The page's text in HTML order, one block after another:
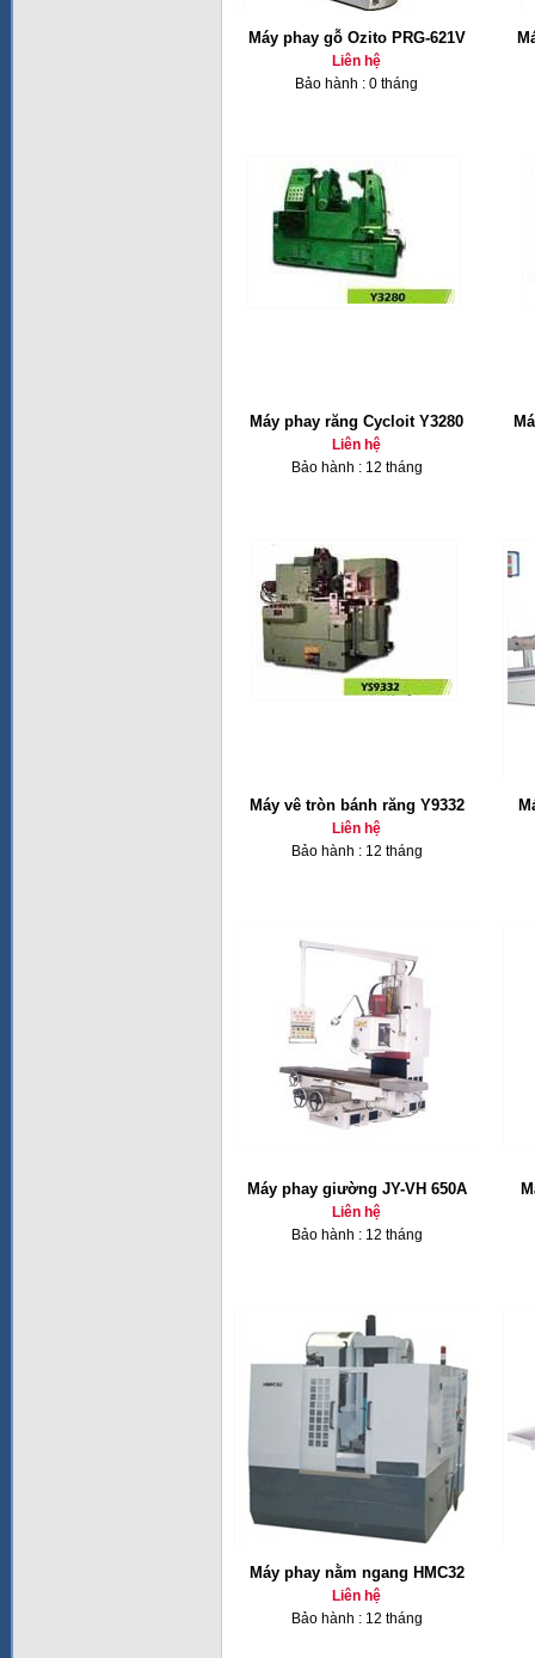
Máy phay gỗ Ozito PRG-621V
Liên hệ
Bảo hành : 0 tháng
Máy phay răng Cycloit Y3280
Liên hệ
Bảo hành : 12 tháng
Máy vê tròn bánh răng Y9332
Liên hệ
Bảo hành : 12 tháng
Máy phay giường JY-VH 650A
Liên hệ
Bảo hành : 12 tháng
Máy phay nằm ngang HMC32
Liên hệ
Bảo hành : 12 tháng